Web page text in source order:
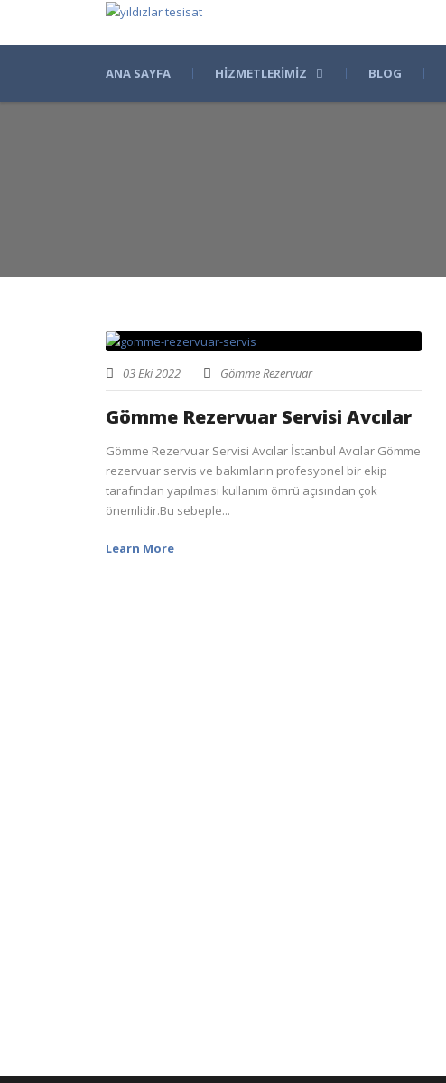
ANA SAYFA HIZMETLERIMIZ BLOG
03 Eki 2022 Gömme Rezervuar
Gömme Rezervuar Servisi Avcılar
Gömme Rezervuar Servisi Avcılar İstanbul Avcılar Gömme
rezervuar servis ve bakımların profesyonel bir ekip
tarafından yapılması kullanım ömrü açısından çok
önemlidir.Bu sebeple...
Learn More